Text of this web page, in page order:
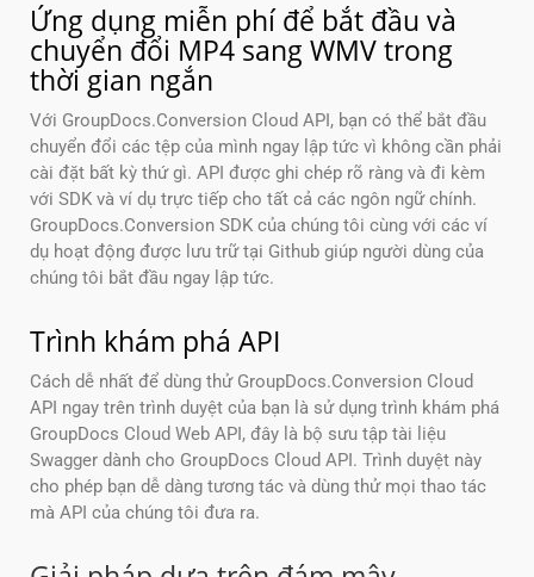
Ứng dụng miễn phí để bắt đầu và
chuyển đổi MP4 sang WMV trong
thời gian ngắn
Với GroupDocs.Conversion Cloud API, bạn có thể bắt đầu
chuyển đổi các tệp của mình ngay lập tức vì không cần phải
cài đặt bất kỳ thứ gì. API được ghi chép rõ ràng và đi kèm
với SDK và ví dụ trực tiếp cho tất cả các ngôn ngữ chính.
GroupDocs.Conversion SDK của chúng tôi cùng với các ví
dụ hoạt động được lưu trữ tại Github giúp người dùng của
chúng tôi bắt đầu ngay lập tức.
Trình khám phá API
Cách dễ nhất để dùng thử GroupDocs.Conversion Cloud
API ngay trên trình duyệt của bạn là sử dụng trình khám phá
GroupDocs Cloud Web API, đây là bộ sưu tập tài liệu
Swagger dành cho GroupDocs Cloud API. Trình duyệt này
cho phép bạn dễ dàng tương tác và dùng thử mọi thao tác
mà API của chúng tôi đưa ra.